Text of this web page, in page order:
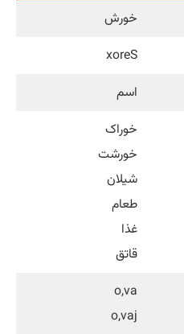
خورش
xoreS
اسم
خوراک
خورشت
شیلان
طعام
غذا
قاتق
o,va
o,vaj